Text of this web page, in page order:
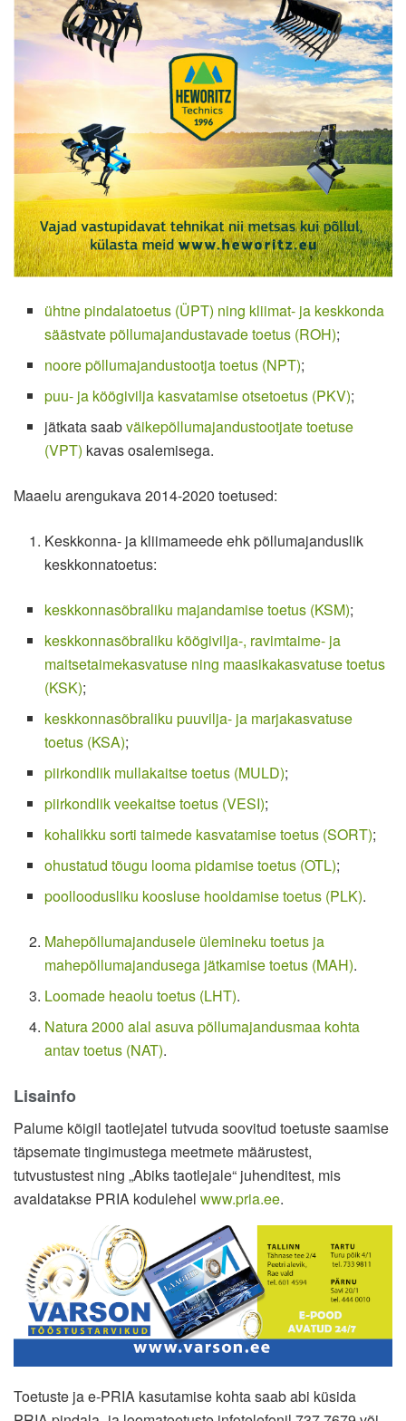
ühtne pindalatoetus (ÜPT) ning kliimat- ja keskkonda
säästvate põllumajandustavade toetus (ROH);
noore põllumajandustootja toetus (NPT);
puu- ja köögivilja kasvatamise otsetoetus (PKV);
jätkata saabväikepõllumajandustootjate toetuse
(VPT) kavas osalemisega.
Maaelu arengukava 2014-2020 toetused:
Keskkonna- ja kliimameede ehk põllumajanduslik
keskkonnatoetus:
keskkonnasõbraliku majandamise toetus (KSM);
keskkonnasõbraliku köögivilja-, ravimtaime- ja
maitsetaimekasvatuse ning maasikakasvatuse toetus
(KSK);
keskkonnasõbraliku puuvilja- ja marjakasvatuse
toetus (KSA);
piirkondlik mullakaitse toetus (MULD);
piirkondlik veekaitse toetus (VESI);
kohalikku sorti taimede kasvatamise toetus (SORT);
ohustatud tõugu looma pidamise toetus (OTL);
poolloodusliku koosluse hooldamise toetus (PLK).
Mahepõllumajandusele ülemineku toetus ja
mahepõllumajandusega jätkamise toetus (MAH).
Loomade heaolu toetus (LHT).
Natura 2000 alal asuva põllumajandusmaa kohta
antav toetus (NAT).
Lisainfo
Palume kõigil taotlejatel tutvuda soovitud toetuste saamise
täpsemate tingimustega meetmete määrustest,
tutvustustest ning „Abiks taotlejale“ juhenditest, mis
avaldatakse PRIA kodulehel www.pria.ee.
Toetuste ja e-PRIA kasutamise kohta saab abi küsida